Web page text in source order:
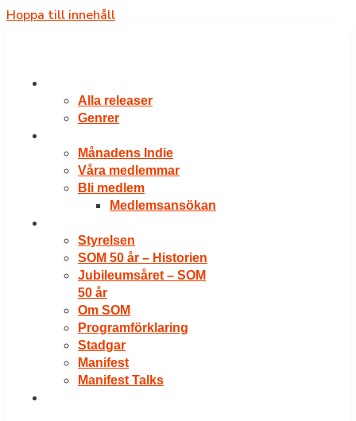
Hoppa till innehåll
Alla releaser
Genrer
Månadens Indie
Våra medlemmar
Bli medlem
Medlemsansökan
Styrelsen
SOM 50 år – Historien
Jubileumsåret – SOM
50 år
Om SOM
Programförklaring
Stadgar
Manifest
Manifest Talks